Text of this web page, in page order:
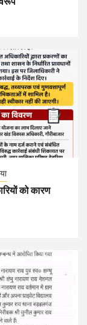
को कारण